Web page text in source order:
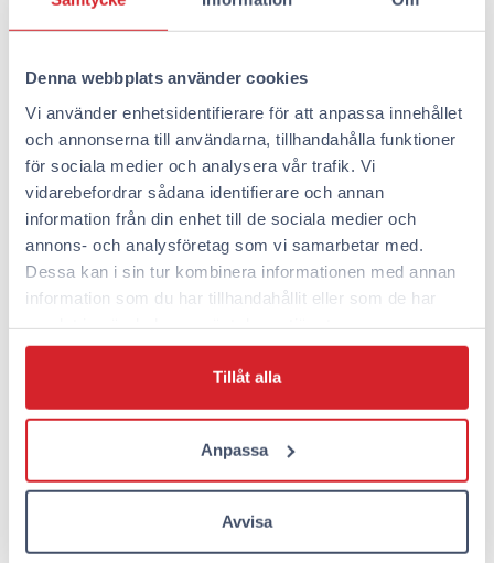
Denna webbplats använder cookies
Vi använder enhetsidentifierare för att anpassa innehållet
och annonserna till användarna, tillhandahålla funktioner
för sociala medier och analysera vår trafik. Vi
vidarebefordrar sådana identifierare och annan
information från din enhet till de sociala medier och
annons- och analysföretag som vi samarbetar med.
Dessa kan i sin tur kombinera informationen med annan
information som du har tillhandahållit eller som de har
Tillåt alla
Anpassa
Avvisa
ankomst. Koden fungerar både vid ytterdörren och vid
rumsdörren. När du anländer till hotellet anger du
Samma kod fungerar under hela din vistelse, så du
kan komma och gå fritt. Rumsnumret visas i
bokningen, så du hittar ditt rum enkelt. När du lämnar
lämnar du bara nyckeln (koden) och åker. Ingen
utcheckning, inga köer, inget onödigt väntande.
Var ligger Omena Hotels och
vilket passar bäst för dina
julfester?
Omena Hotels betjänar julfestfirare i åtta finska städer,
nära de bästa restaurangerna, barerna och
festlokalerna. Alla våra hotell ligger nära goda
transportförbindelser, så du enkelt kan ta dig dit med
de erbjuder julfestfirare.